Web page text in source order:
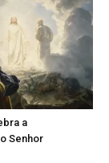
a
Senhor